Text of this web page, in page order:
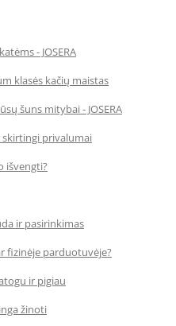
- JOSERA
klasės kačių maistas
šuns mitybai - JOSERA
skirtingi privalumai
išvengti?
ir pasirinkimas
fizinėje parduotuvėje?
ir pigiau
žinoti